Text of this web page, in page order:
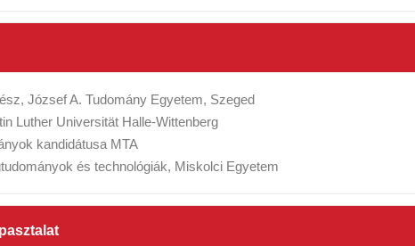
József A. Tudomány Egyetem, Szeged
Luther Universität Halle-Wittenberg
kandidátusa MTA
és technológiák, Miskolci Egyetem